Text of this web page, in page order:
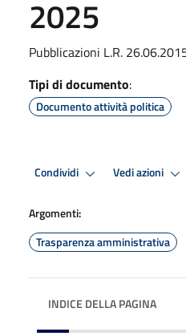
2025
Pubblicazioni L.R.
Tipi di documento:
Documento attività politica
Condividi Vedi azioni
Argomenti:
Trasparenza amministrativa
INDICE DELLA PAGINA